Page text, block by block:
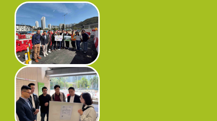
最新消息
工程進度
環境事宜